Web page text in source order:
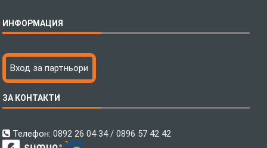
Бебешки спални комплекти
Тениски с пълноцветен печат
Хавлиени кърпи
Пончо за водни спортове
Микрофибърни Велурени Кърпи
Детски пончота
ИНФОРМАЦИЯ
Технология на печатане
Файлове за печат
Как да поръчам?
С какво сме различни?
Вход за партньори
ЗА КОНТАКТИ
Телефон:0892 26 04 34 / 0896 57 42 42